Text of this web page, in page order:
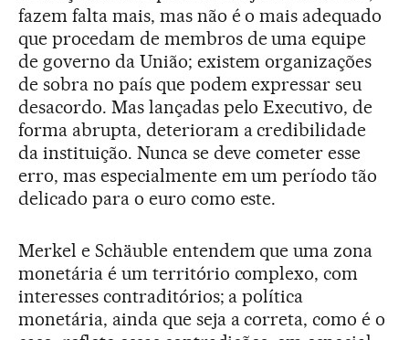
fazem falta mais, mas não é o mais adequado
que procedam de membros de uma equipe
de governo da União; existem organizações
de sobra no país que podem expressar seu
desacordo. Mas lançadas pelo Executivo, de
forma abrupta, deterioram a credibilidade
da instituição. Nunca se deve cometer esse
erro, mas especialmente em um período tão
delicado para o euro como este.
Merkel e Schäuble entendem que uma zona
monetária é um território complexo, com
interesses contraditórios; a política
monetária, ainda que seja a correta, como é o